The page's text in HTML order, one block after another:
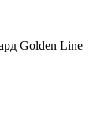
Golden Line